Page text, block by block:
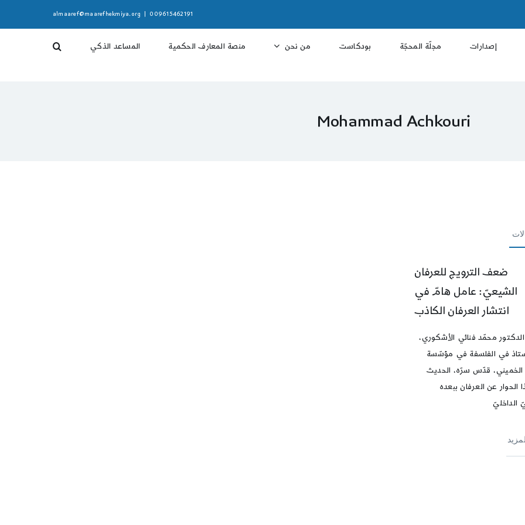
009615462191
almaaref@maarefhekmiya.org
إصدارات مجلّة المحجّة بودكاست من نحن منصة المعارف الحكمية المساعد الذكي
Mohammad Achkouri
ضعف الترويج للعرفان
الشيعيّ: عامل هامّ في
انتشار العرفان الكاذب
محمّد فنائي الأشكوري،
في الفلسفة في مؤسّسة
الخميني، قدّس سرّه، الحديث
الحوار عن العرفان ببعده
الداخليّ